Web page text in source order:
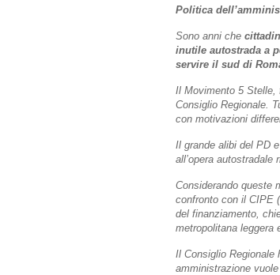
Politica
Sono anni che
inutile autostrada a
servire il sud di
Il Movimento 5 Stelle,
Consiglio Regionale.
con motivazioni
Il grande alibi del PD
all’opera autostradale
Considerando queste
confronto con il CIPE
del finanziamento,
metropolitana leggera
Il Consiglio Regionale
amministrazione